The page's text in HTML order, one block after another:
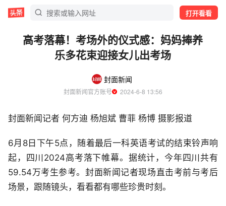
打开看看
高考落幕！考场外的仪式感：妈妈捧养
乐多花束迎接女儿出考场
封面新闻
封面新闻官方账号
  2024-6-8 13:56
封面新闻记者 何方迪 杨旭斌 曹菲 杨博 摄影报道
6月8日下午5点，随着最后一科英语考试的结束铃声响
起，四川2024高考落下帷幕。据统计，今年四川共有
59.54万考生参考。封面新闻记者现场直击考前与考后
场景，跟随镜头，看看都有哪些珍贵时刻。